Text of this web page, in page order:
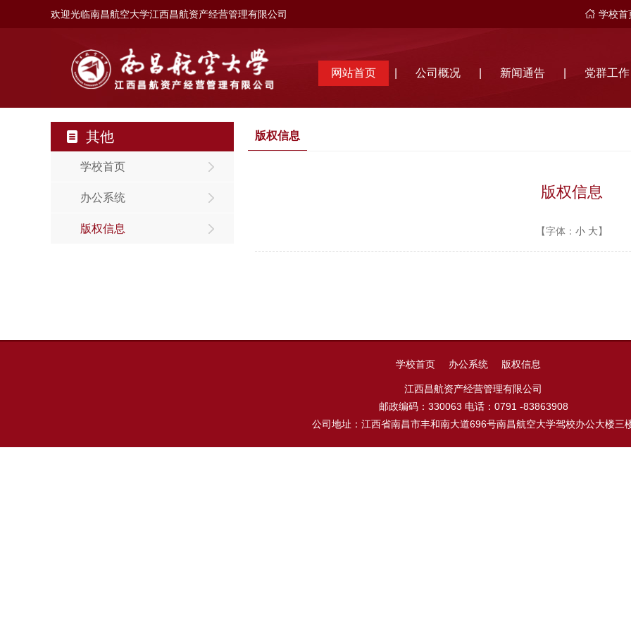
欢迎光临南昌航空大学江西昌航资产经营管理有限公司 学校首
网站首页 公司概况 新闻通告 党群工作
其他
学校首页
办公系统
版权信息
版权信息
版权信息
【字体： 小 大】
学校首页 办公系统 版权信息
江西昌航资产经营管理有限公司
邮政编码：330063 电话：0791 -83863908
公司地址：江西省南昌市丰和南大道696号南昌航空大学驾校办公大楼三